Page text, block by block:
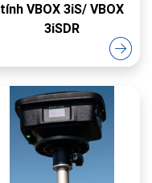
tính VBOX 3iS/ VBOX
3iSDR